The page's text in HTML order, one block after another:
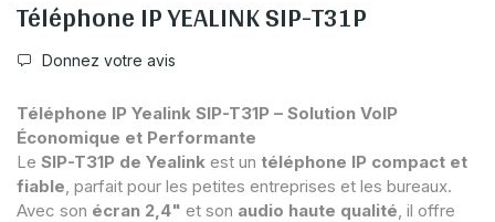
Téléphone IP YEALINK SIP-T31P
Donnez votre avis
Téléphone IP Yealink SIP-T31P – Solution VoIP
Économique et Performante
Le SIP-T31P de Yealink est un téléphone IP compact et
fiable , parfait pour les petites entreprises et les bureaux.
Avec son écran 2,4" et son audio haute qualité , il offre